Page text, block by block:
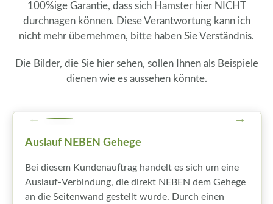
100%ige Garantie, dass sich Hamster hier NICHT
durchnagen können. Diese Verantwortung kann ich
nicht mehr übernehmen, bitte haben Sie Verständnis.
Die Bilder, die Sie hier sehen, sollen Ihnen als Beispiele
dienen wie es aussehen könnte.
Auslauf NEBEN Gehege
Bei diesem Kundenauftrag handelt es sich um eine
Auslauf-Verbindung, die direkt NEBEN dem Gehege
an die Seitenwand gestellt wurde. Durch einen